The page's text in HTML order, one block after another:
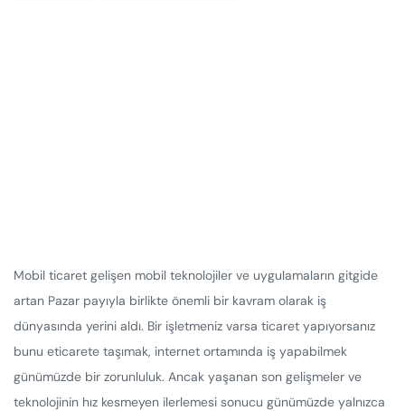
Mobil ticaret gelişen mobil teknolojiler ve uygulamaların gitgide
artan Pazar payıyla birlikte önemli bir kavram olarak iş
dünyasında yerini aldı. Bir işletmeniz varsa ticaret yapıyorsanız
bunu eticarete taşımak, internet ortamında iş yapabilmek
günümüzde bir zorunluluk. Ancak yaşanan son gelişmeler ve
teknolojinin hız kesmeyen ilerlemesi sonucu günümüzde yalnızca